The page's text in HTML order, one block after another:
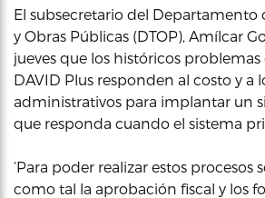
El subsecretario del Departamento
y Obras Públicas (DTOP), Amílcar
jueves que los históricos problemas
DAVID Plus responden al costo y a
administrativos para implantar un
que responda cuando el sistema
‘Para poder realizar estos procesos
como tal la aprobación fiscal y los